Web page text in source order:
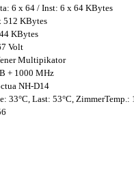
6 x 64 / Inst: 6 x 64 KBytes
512 KBytes
KBytes
Volt
Multipikator
+ 1000 MHz
NH-D14
33°C, Last: 53°C, ZimmerTemp.: